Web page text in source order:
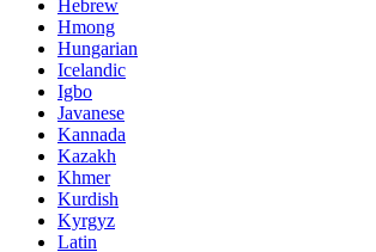
Hebrew
Hmong
Hungarian
Icelandic
Igbo
Javanese
Kannada
Kazakh
Khmer
Kurdish
Kyrgyz
Latin